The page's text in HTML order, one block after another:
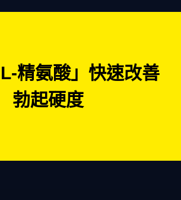
精氨酸」快速改善
勃起硬度